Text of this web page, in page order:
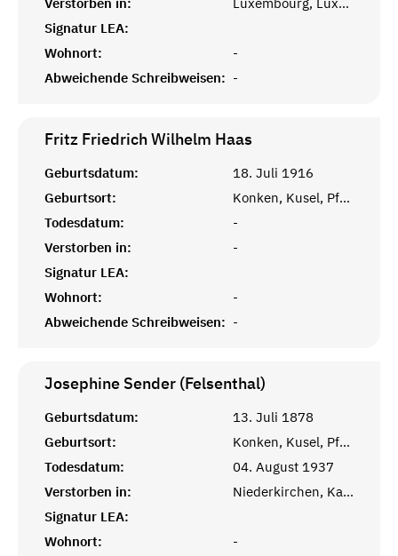
Signatur LEA:
Wohnort:
-
Abweichende Schreibweisen: -
Fritz Friedrich Wilhelm Haas
Geburtsdatum:
18. Juli 1916
Geburtsort:
Konken, Kusel, Pfalz
Todesdatum:
-
Verstorben in:
-
Signatur LEA:
Wohnort:
-
Abweichende Schreibweisen: -
Josephine Sender (Felsenthal)
Geburtsdatum:
13. Juli 1878
Geburtsort:
Konken, Kusel, Pfalz
Todesdatum:
04. August 1937
Verstorben in:
Niederkirchen, Kaiserslautern
Signatur LEA:
Wohnort:
-